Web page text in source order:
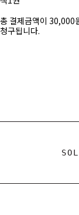
총 결제금액이 30,000
청구됩니다.